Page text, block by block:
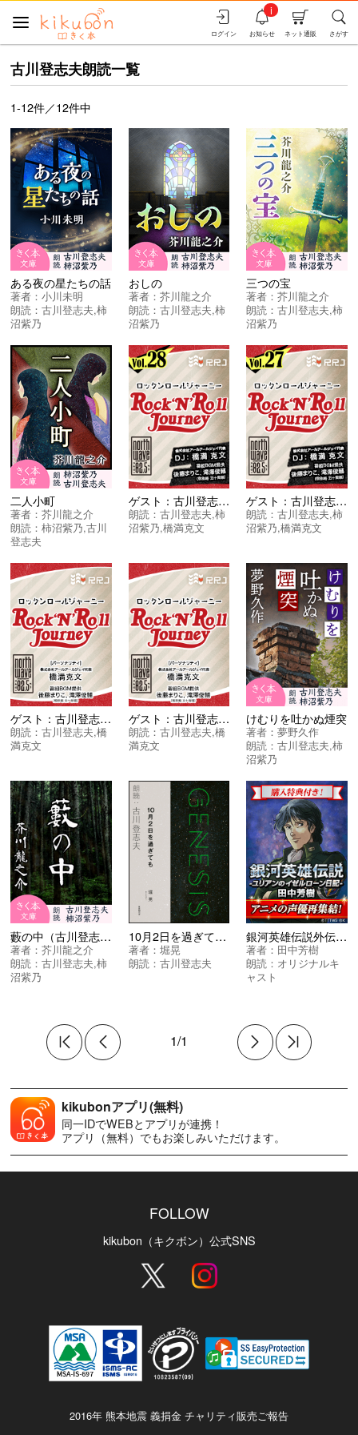
さがす
ネット通販
お知らせ
i
ログイン
古川登志夫朗読一覧
1-12件／12件中
ある夜の星たちの話
著者：小川未明
朗読：古川登志夫,柿
沼紫乃
おしの
著者： 芥川龍之介
朗読： 古川登志夫,柿
沼紫乃
三つの宝
著者：芥川龍之介
朗読：古川登志夫,柿
沼紫乃
二人小町
著者：芥川龍之介
朗読：柿沼紫乃,古川
登志夫
ゲスト：古川登志夫さん 柿沼紫乃さん【第28回】Rock’N’Roll Journey
朗読： 古川登志夫,柿
沼紫乃,橋満克文
ゲスト：古川登志夫さん 柿沼紫乃さん【第27回】Rock’N’Roll Journey
朗読：古川登志夫,柿
沼紫乃,橋満克文
ゲスト：古川登志夫さん【第13回】Rock’N’Roll Journey
朗読：古川登志夫,橋
満克文
ゲスト：古川登志夫さん【第12回】Rock’N’Roll Journey
朗読： 古川登志夫,橋
満克文
けむりを吐かぬ煙突
著者：夢野久作
朗読：古川登志夫,柿
沼紫乃
藪の中（古川登志夫、柿沼紫乃）
著者：芥川龍之介
朗読：古川登志夫,柿
沼紫乃
10月2日を過ぎても ＜Ｇｅｎｅｓｉｓ 一万年の午後＞
著者： 堀晃
朗読： 古川登志夫
銀河英雄伝説外伝 ユリアンのイゼルローン日記 オリジナルキャスト版
著者： 田中芳樹
朗読： オリジナルキ
ャスト
1/1
kikubonアプリ(無料)
同一IDでWEBとアプリが連携！
アプリ（無料）でもお楽しみいただけます。
FOLLOW
kikubon（キクボン）公式SNS
2016年 熊本地震 義捐金 チャリティ販売ご報告